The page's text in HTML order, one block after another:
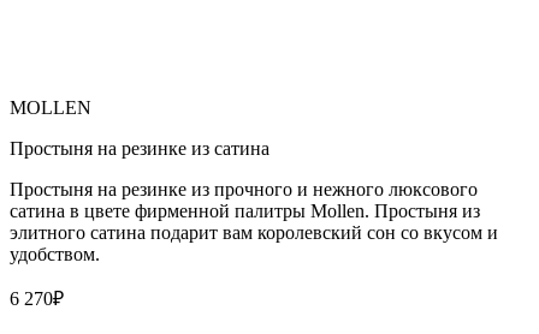
MOLLEN
Простыня на резинке из сатина
Простыня на резинке из прочного и нежного люксового
сатина в цвете фирменной палитры Mollen. Простыня из
элитного сатина подарит вам королевский сон со вкусом и
удобством.
6 270₽